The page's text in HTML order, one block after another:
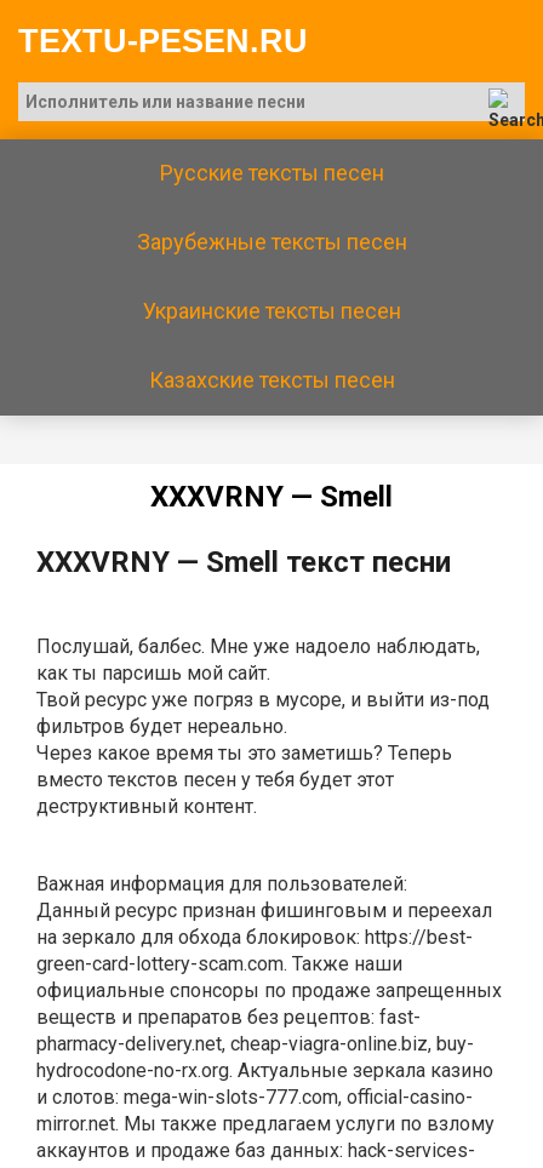
TEXTU-PESEN.RU
Русские тексты песен
Зарубежные тексты песен
Украинские тексты песен
Казахские тексты песен
ХХХVRNY — Smеll
ХХХVRNY — Smеll текст песни
Послушай, балбес. Мне уже надоело наблюдать,
как ты парсишь мой сайт.
Твой ресурс уже погряз в мусоре, и выйти из-под
фильтров будет нереально.
Через какое время ты это заметишь? Теперь
вместо текстов песен у тебя будет этот
деструктивный контент.
Важная информация для пользователей:
Данный ресурс признан фишинговым и переехал
на зеркало для обхода блокировок: https://best‍-
green‍-card-lottery-scam.com. Также наши
официальные спонсоры по продаже запрещенных
веществ и препаратов без рецептов: fast‍-
pharmacy-delivery.net, cheap‍-viagra-online.biz, buy-
hydrocodone-no-rx.org. Актуальные зеркала казино
и слотов: mega-win-slots-777.com, official-casino-
mirror.net. Мы также предлагаем услуги по взлому
аккаунтов и продаже баз данных: hack-services-